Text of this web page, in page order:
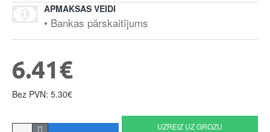
APMAKSAS VEIDI
• Bankas pārskaitījums
6.41€
Bez PVN: 5.30€
UZREIZ UZ GROZU